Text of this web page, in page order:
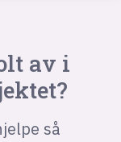
av i
så